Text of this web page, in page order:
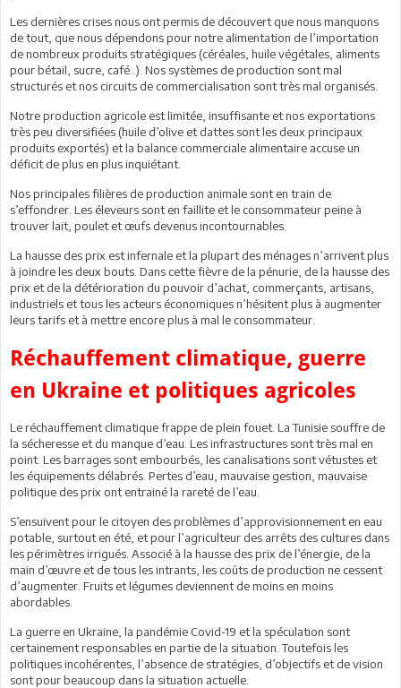
Les dernières crises nous ont permis de découvert que nous manquons
de tout, que nous dépendons pour notre alimentation de l’importation
de nombreux produits stratégiques (céréales, huile végétales, aliments
pour bétail, sucre, café..). Nos systèmes de production sont mal
structurés et nos circuits de commercialisation sont très mal organisés.
Notre production agricole est limitée, insuffisante et nos exportations
très peu diversifiées (huile d’olive et dattes sont les deux principaux
produits exportés) et la balance commerciale alimentaire accuse un
déficit de plus en plus inquiétant.
Nos principales filières de production animale sont en train de
s’effondrer. Les éleveurs sont en faillite et le consommateur peine à
trouver lait, poulet et œufs devenus incontournables.
La hausse des prix est infernale et la plupart des ménages n’arrivent plus
à joindre les deux bouts. Dans cette fièvre de la pénurie, de la hausse des
prix et de la détérioration du pouvoir d’achat, commerçants, artisans,
industriels et tous les acteurs économiques n’hésitent plus à augmenter
leurs tarifs et à mettre encore plus à mal le consommateur.
Réchauffement climatique, guerre
en Ukraine et politiques agricoles
Le réchauffement climatique frappe de plein fouet. La Tunisie souffre de
la sécheresse et du manque d’eau. Les infrastructures sont très mal en
point. Les barrages sont embourbés, les canalisations sont vétustes et
les équipements délabrés. Pertes d’eau, mauvaise gestion, mauvaise
politique des prix ont entrainé la rareté de l’eau.
S’ensuivent pour le citoyen des problèmes d’approvisionnement en eau
potable, surtout en été, et pour l’agriculteur des arrêts des cultures dans
les périmètres irrigués. Associé à la hausse des prix de l’énergie, de la
main d’œuvre et de tous les intrants, les coûts de production ne cessent
d’augmenter. Fruits et légumes deviennent de moins en moins
abordables.
La guerre en Ukraine, la pandémie Covid-19 et la spéculation sont
certainement responsables en partie de la situation. Toutefois les
politiques incohérentes, l’absence de stratégies, d’objectifs et de vision
sont pour beaucoup dans la situation actuelle.